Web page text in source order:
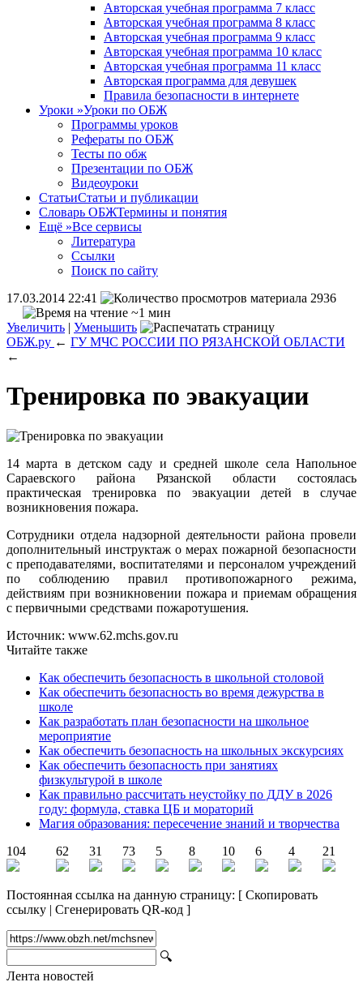
Авторская учебная программа 7 класс
Авторская учебная программа 8 класс
Авторская учебная программа 9 класс
Авторская учебная программа 10 класс
Авторская учебная программа 11 класс
Авторская программа для девушек
Правила безопасности в интернете
Уроки »Уроки по ОБЖ
Программы уроков
Рефераты по ОБЖ
Тесты по обж
Презентации по ОБЖ
Видеоуроки
СтатьиСтатьи и публикации
Словарь ОБЖТермины и понятия
Ещё »Все сервисы
Литература
Ссылки
Поиск по сайту
17.03.2014 22:41
2936
~1 мин
Увеличить | Уменьшить
ОБЖ.ру ← ГУ МЧС РОССИИ ПО РЯЗАНСКОЙ ОБЛАСТИ
←
Тренировка по эвакуации
14 марта в детском саду и средней школе села Напольное
Сараевского района Рязанской области состоялась
практическая тренировка по эвакуации детей в случае
возникновения пожара.
Сотрудники отдела надзорной деятельности района провели
дополнительный инструктаж о мерах пожарной безопасности
с преподавателями, воспитателями и персоналом учреждений
по соблюдению правил противопожарного режима,
действиям при возникновении пожара и приемам обращения
с первичными средствами пожаротушения.
Источник: www.62.mchs.gov.ru
Читайте также
Как обеспечить безопасность в школьной столовой
Как обеспечить безопасность во время дежурства в
школе
Как разработать план безопасности на школьное
мероприятие
Как обеспечить безопасность на школьных экскурсиях
Как обеспечить безопасность при занятиях
физкультурой в школе
Как правильно рассчитать неустойку по ДДУ в 2026
году: формула, ставка ЦБ и мораторий
Магия образования: пересечение знаний и творчества
104
62 31 73 5 8 10 6 4 21
Постоянная ссылка на данную страницу: [ Скопировать
ссылку | Сгенерировать QR-код ]
🔍
Лента новостей